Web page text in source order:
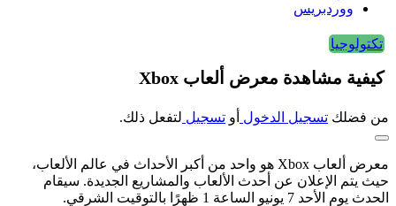
ووردبريس
تكتولوجيا
كيفية مشاهدة معرض ألعاب Xbox
من فضلك تسجيل الدخول أو تسجيل لتفعل ذلك.
معرض ألعاب Xbox هو واحد من أكبر الأحداث في عالم الألعاب،
حيث يتم الإعلان عن أحدث الألعاب والمشاريع الجديدة. سيقام
الحدث يوم الأحد 7 يونيو الساعة 1 ظهرًا بالتوقيت الشرقي.